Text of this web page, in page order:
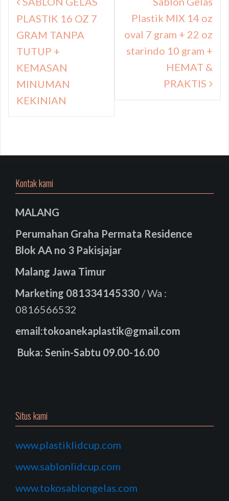
pos
PLASTIK 16 OZ 7
GRAM TANPA
TUTUP +
KEMASAN
MINUMAN
KEKINIAN
Plastik MIX 14 oz
oval 7 gram + 22 oz
starindo 10 gram +
HEMAT &
PRAKTIS
Kontak kami
MALANG
Perumahan Graha Permata Residence
Blok AA no 3 Pakisjajar
Malang Jawa Timur
Marketing 081334145330 / Wa :
0816566532
email:tokoanekaplastik@gmail.com
Buka: Senin-Sabtu 09.00-16.00
Situs kami
www.plastiklidcup.com
www.sablonlidcup.com
www.tokosablongelas.com